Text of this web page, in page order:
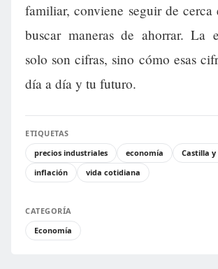
familiar, conviene seguir de cerca
buscar maneras de ahorrar. La
solo son cifras, sino cómo esas
día a día y tu futuro.
ETIQUETAS
precios industriales
economía
Castilla y
inflación
vida cotidiana
CATEGORÍA
Economía